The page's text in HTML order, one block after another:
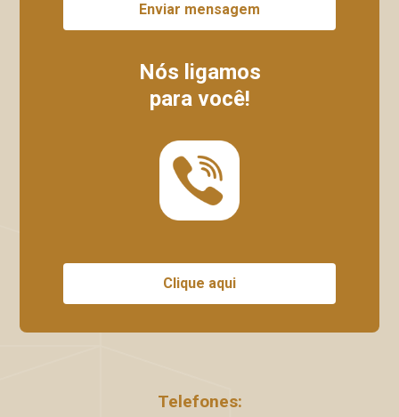
Enviar mensagem
Nós ligamos
para você!
Clique aqui
Telefones: